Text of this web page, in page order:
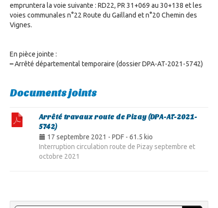
empruntera la voie suivante : RD22, PR 31+069 au 30+138 et les
voies communales n°22 Route du Gailland et n°20 Chemin des
Vignes.
En pièce jointe :
–Arrêté départemental temporaire (dossier DPA-AT-2021-5742)
Documents joints
Arrêté travaux route de Pizay (DPA-AT-2021-
5742)
17 septembre 2021 - PDF - 61.5 kio
Interruption circulation route de Pizay septembre et
octobre 2021